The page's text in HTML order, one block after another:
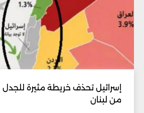
إسرائيل تحذف خريطة مثيرة
من لبنان